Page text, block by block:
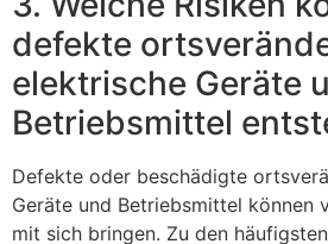
defekte
elektrische Geräte
Betriebsmittel
Defekte oder beschädigte
Geräte und Betriebsmittel können
mit sich bringen. Zu den